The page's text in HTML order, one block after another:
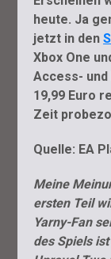
heute. Ja
jetzt in den
Xbox One
Access-
19,99 Euro
Zeit
Quelle: EA
Meine
ersten Teil
Yarny-Fan
des Spiels